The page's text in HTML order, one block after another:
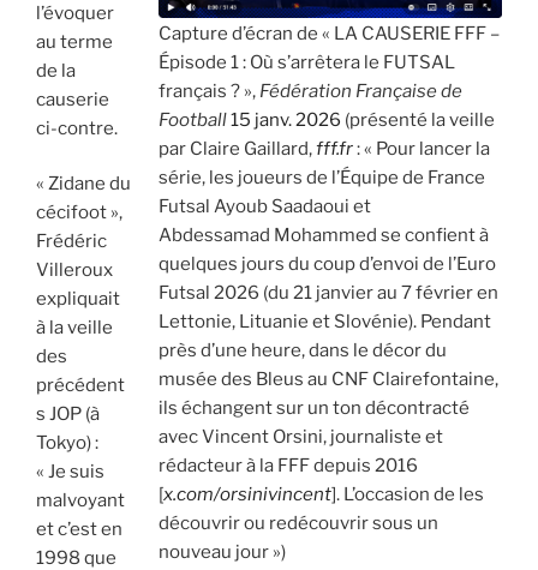
Capture d’écran de « LA CAUSERIE FFF –
Épisode 1 : Où s’arrêtera le FUTSAL
français ? », Fédération Française de
Football15 janv. 2026 (présenté la veille
par Claire Gaillard,fff.fr: « Pour lancer la
série, les joueurs de l’Équipe de France
Futsal Ayoub Saadaoui et
Abdessamad Mohammed se confient à
quelques jours du coup d’envoi de l’Euro
Futsal 2026 (du 21 janvier au 7 février en
Lettonie, Lituanie et Slovénie). Pendant
près d’une heure, dans le décor du
musée des Bleus au CNF Clairefontaine,
ils échangent sur un ton décontracté
avec Vincent Orsini, journaliste et
rédacteur à la FFF depuis 2016
[x.com/orsinivincent]. L’occasion de les
découvrir ou redécouvrir sous un
nouveau jour »)
l’évoquer
au terme
de la
causerie
ci-contre.
« Zidane du
cécifoot »,
Frédéric
Villeroux
expliquait
à la veille
des
précédent
s JOP (à
Tokyo) :
« Je suis
malvoyant
et c’est en
1998 que